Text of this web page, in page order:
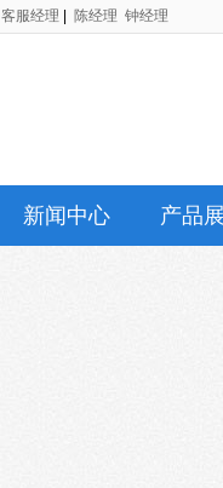
服经理 陈经理 钟经理
新闻中心 产品